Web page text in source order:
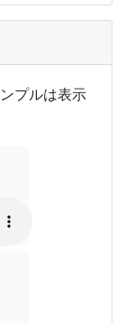
プルは表示